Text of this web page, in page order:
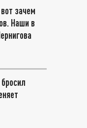
зачем
Наши в